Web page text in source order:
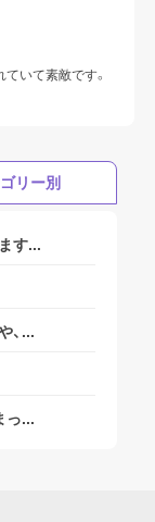
いて素敵です。
リー別
す...
、...
っ...